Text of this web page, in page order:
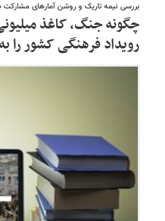
بررسی نیمه تاریک و روشن آمارهای
چگونه جنگ، کاغذ
رویداد فرهنگی کشور را